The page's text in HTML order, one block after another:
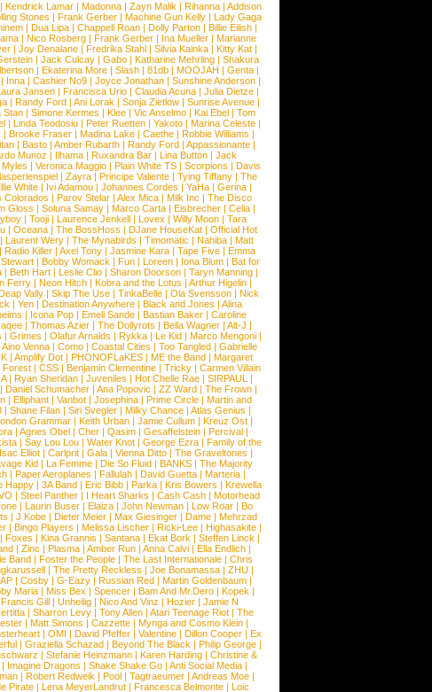
| Kendrick Lamar | Madonna | Zayn Malik | Rihanna | Addison
Stones | Frank Gerber| Machine Gun Kelly| Lady Gaga
| Dua Lipa | Chappell Roan | Dolly Parton | Billie Eilish |
| Nico Rosberg| Frank Gerber| Ina Mueller| Marianne
| Joy Denalane | Fredrika Stahl | Silvia Kainka | Kitty Kat |
| Jack Culcay | Gabo | Katharine Mehrling | Shakura
| Ekaterina More| Slash| 81db| MOOJAH | Genta|
| Inna | Cashier No9 | Joyce Jonathan | Sunshine Anderson |
Jansen | Francisca Urio | Claudia Acuna | Julia Dietze |
| Randy Ford | Ani Lorak | Sonja Zietlow | Sunrise Avenue |
Stan| Simone Kermes | Klee| Vic Anselmo| Kai Ebel| Tom
| Linda Teodosiu| Peter Ruetten| Yakoto| Marina Celeste|
| Brooke Fraser| Madina Lake| Caethe| Robbie Williams |
| Basto| Amber Rubarth| Randy Ford| Appassionante|
Munoz | Ilhama| Ruxandra Bar| Lina Button| Jack
Myles | Veronica Maggio| Plain White TS| Scorpions | Davis
| Zayra | Principe Valiente | Tying Tiffany | The
White | Ivi Adamou | Johannes Cordes | YaHa | Gerina |
Colorados | Parov Stelar | Alex Mica | Milk Inc | The Disco
Gloss | Soluna Samay | Marco Carta | Eisbrecher | Celia |
| Tooji| Laurence Jenkell| Lovex | Willy Moon| Tara
| Oceana| The BossHoss | DJane HouseKat| Official Hot
| Laurent Wery | The Mynabirds | Timomatic | Nahiba | Matt
| Radio Killer | Axel Tony | Jasmine Kara | Tape Five | Emma
| Bobby Womack | Fun| Loreen| Iona Blum| Bat for
| Beth Hart| Leslie Clio| Sharon Doorson| Taryn Manning|
Ferry | Neon Hitch | Kobra and the Lotus | Arthur Higelin |
Vally | Skip The Use | TinkaBelle | Ola Svensson | Nick
| Yen| Destination Anywhere| Black and Jones | Alina
| Icona Pop| Emeli Sande| Bastian Baker| Caroline
| Thomas Azier| The Dollyrots | Bella Wagner| Alt-J |
| Grimes | Olafur Arnalds | Rykka | Le Kid | Marco Mengoni |
Aino Venna| Como| Coastal Cities | Too Tangled| Gabrielle
| Amplify Dot | PHONOFLaKES | ME the Band | Margaret
Forest| CSS| Benjamin Clementine| Tricky| Carmen Villain
| Ryan Sheridan| Juveniles | Hot Chelle Rae| SIRPAUL
|
| Daniel Schumacher | Ana Popovic | ZZ Ward | The Frown |
| Elliphant | Vanbot | Josephina | Prime Circle | Martin and
| Shane Filan | Siri Svegler | Milky Chance | Atlas Genius |
Grammar | Keith Urban | Jamie Cullum | Kreuz Ost |
| Agnes Obel | Cher | Qasim | Gesaffelstein | Percival |
| Say Lou Lou | Water Knot | George Ezra | Family of the
Isac Elliot| Carlprit| Gala| Vienna Ditto| The Graveltones |
Kid | La Femme | Die So Fluid | BANKS | The Majority
| Paper Aeroplanes | Fallulah | David Guetta | Marteria |
Happy| 3A Band| Eric Bibb| Parka| Kris Bowers | Krewella
| Steel Panther| I Heart Sharks | Cash Cash| Motorhead
| Laurin Buser | Elaiza | John Newman | Low Roar | Bo
| J Kobe | Dieter Meier | Max Giesinger | Dame | Mehrzad
| Bingo Players | Melissa Lischer | Ricki-Lee | Highasakite |
| Foxes | Kina Grannis | Santana | Ekat Bork | Steffen Linck |
| Zinc | Plasma | Amber Run | Anna Calvi | Ella Endlich |
Band| Foster the People| The Last Internationale| Chris
| The Pretty Reckless | Joe Bonamassa| ZHU|
| Cosby| G-Eazy| Russian Red| Martin Goldenbaum|
Maria | Miss Bex | Spencer | Bam And Mr.Dero | Kopek |
Gill | Unheilig | Nico And Vinz | Hozier | Jamie N
| Sharron Levy| Tony Allen| Atari Teenage Riot| The
| Matt Simons | Cazzette | Mynga and Cosmo Klein |
| OMI | David Pfeffer | Valentine | Dillon Cooper | Ex
| Graziella Schazad | Beyond The Black | Philip George |
| Stefanie Heinzmann| Karen Harding| Christine &
| Imagine Dragons | Shake Shake Go | Anti Social Media |
| Robert Redweik | Pool| Tagtraeumer| Andreas Moe|
Pirate | Lena MeyerLandrut | Francesca Belmonte | Loic